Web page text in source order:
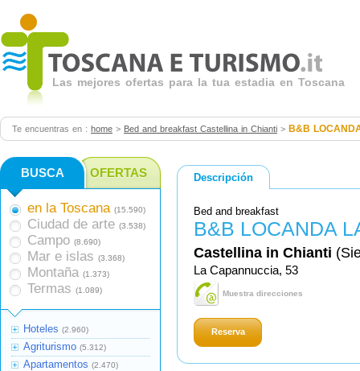
Las mejores ofertas para la tua estadia en Toscana
Te encuentras en : home > Bed and breakfast Castellina in Chianti > B&B
Descripción
Bed and breakfast
B&B LOCANDA
Castellina in Chianti
La Capannuccia, 53
Muestra direcciones
Reserva
BUSCA OFERTAS
en la Toscana (15.590)
Ciudad de arte (3.538)
Campo (8.690)
Mar e islas (3.368)
Montaña (1.373)
Termas (1.089)
Hoteles (2.960)
Agriturismo (5.312)
Apartamentos (2.470)